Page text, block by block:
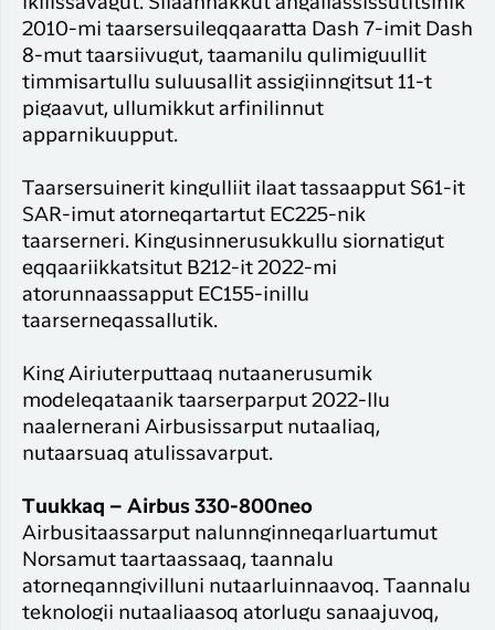
2010-mi taarsersuileqqaaratta Dash 7-imit Dash
8-mut taarsiivugut, taamanilu qulimiguullit
timmisartullu suluusallit assigiinngitsut 11-t
pigaavut, ullumikkut arfinilinnut
apparnikuupput.
Taarsersuinerit kingulliit ilaat tassaapput S61-it
SAR-imut atorneqartartut EC225-nik
taarserneri. Kingusinnerusukkullu siornatigut
eqqaariikkatsitut B212-it 2022-mi
atorunnaassapput EC155-inillu
taarserneqassallutik.
King Airiuterputtaaq nutaanerusumik
modeleqataanik taarserparput 2022-llu
naalernerani Airbusissarput nutaaliaq,
nutaarsuaq atulissavarput.
Tuukkaq – Airbus 330-800neo
Airbusitaassarput nalunnginneqarluartumut
Norsamut taartaassaaq, taannalu
atorneqanngivilluni nutaarluinnaavoq. Taannalu
teknologii nutaaliaasoq atorlugu sanaajuvoq,